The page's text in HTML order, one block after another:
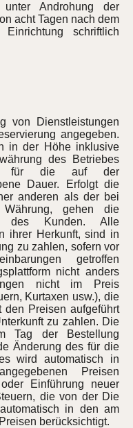
unter Androhung der
acht Tagen nach dem
schriftlich
von Dienstleistungen
angegeben.
in der Höhe inklusive
des Betriebes
für die auf der
Dauer. Erfolgt die
anderen als der bei
Währung, gehen die
des Kunden. Alle
ihrer Herkunft, sind in
zu zahlen, sofern vor
getroffen
nicht anders
nicht im Preis
Kurtaxen usw.), die
Preisen aufgeführt
zu zahlen. Die
Tag der Bestellung
Änderung des für die
wird automatisch in
Preisen
Einführung neuer
die von der Die
in den am
berücksichtigt.